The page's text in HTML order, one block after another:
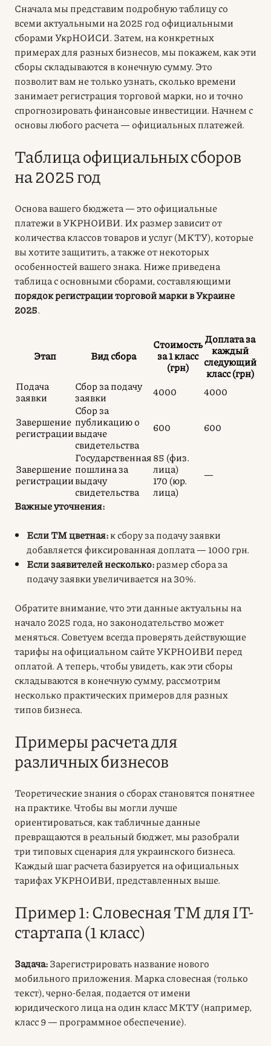
Сначала мы представим подробную таблицу со
всеми актуальными на 2025 год официальными
сборами УкрНОИСИ. Затем, на конкретных
примерах для разных бизнесов, мы покажем, как эти
сборы складываются в конечную сумму. Это
позволит вам не только узнать, сколько времени
занимает регистрация торговой марки, но и точно
спрогнозировать финансовые инвестиции. Начнем с
основы любого расчета — официальных платежей.
Таблица официальных сборов
на 2025 год
Основа вашего бюджета — это официальные
платежи в УКРНОИВИ. Их размер зависит от
количества классов товаров и услуг (МКТУ), которые
вы хотите защитить, а также от некоторых
особенностей вашего знака. Ниже приведена
таблица с основными сборами, составляющими
порядок регистрации торговой марки в Украине
2025.
Этап Вид сбора
Стоимость
за 1 класс
(грн)
Доплата за
каждый
следующий
класс (грн)
Подача
заявки
Сбор за подачу
заявки
4000 4000
Завершение
регистрации
Сбор за
публикацию о
выдаче
свидетельства
600 600
Завершение
регистрации
Государственная
пошлина за
выдачу
свидетельства
85 (физ.
лица)
170 (юр.
лица)
—
Важные уточнения:
Если ТМ цветная:к сбору за подачу заявки
добавляется фиксированная доплата — 1000 грн.
Если заявителей несколько:размер сбора за
подачу заявки увеличивается на 30%.
Обратите внимание, что эти данные актуальны на
начало 2025 года, но законодательство может
меняться. Советуем всегда проверять действующие
тарифы на официальном сайте УКРНОИВИ перед
оплатой. А теперь, чтобы увидеть, как эти сборы
складываются в конечную сумму, рассмотрим
несколько практических примеров для разных
типов бизнеса.
Примеры расчета для
различных бизнесов
Теоретические знания о сборах становятся понятнее
на практике. Чтобы вы могли лучше
ориентироваться, как табличные данные
превращаются в реальный бюджет, мы разобрали
три типовых сценария для украинского бизнеса.
Каждый шаг расчета базируется на официальных
тарифах УКРНОИВИ, представленных выше.
Пример 1: Словесная ТМ для IT-
стартапа (1 класс)
Задача:Зарегистрировать название нового
мобильного приложения. Марка словесная (только
текст), черно-белая, подается от имени
юридического лица на один класс МКТУ (например,
класс 9 — программное обеспечение).